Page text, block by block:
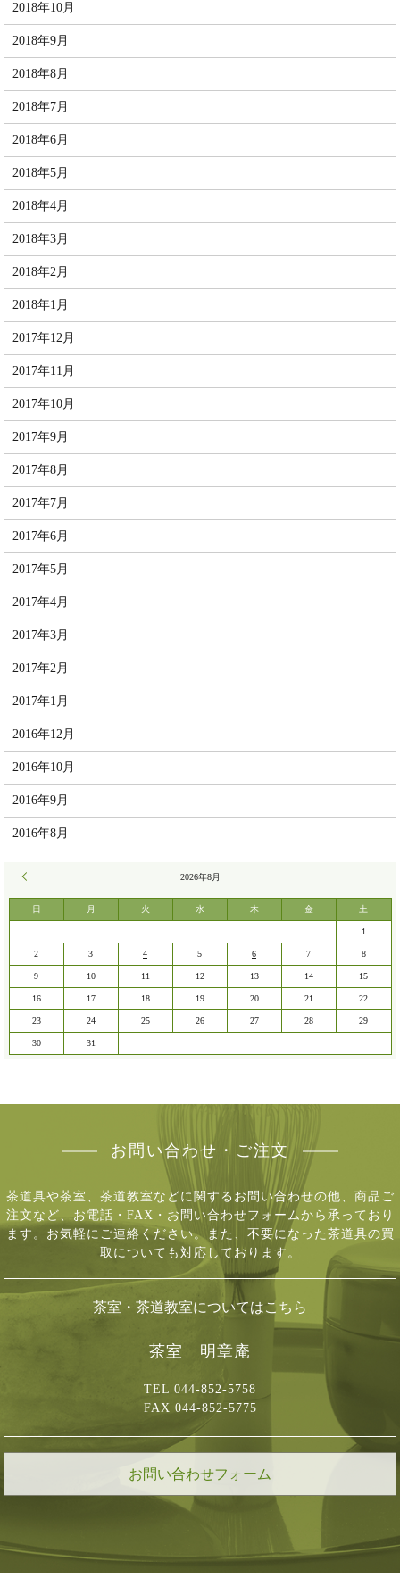
2018年10月
2018年9月
2018年8月
2018年7月
2018年6月
2018年5月
2018年4月
2018年3月
2018年2月
2018年1月
2017年12月
2017年11月
2017年10月
2017年9月
2017年8月
2017年7月
2017年6月
2017年5月
2017年4月
2017年3月
2017年2月
2017年1月
2016年12月
2016年10月
2016年9月
2016年8月
2026年8月
日 月 火 水 木 金 土
1
2 3 4 5 6 7 8
9 10 11 12 13 14 15
16 17 18 19 20 21 22
23 24 25 26 27 28 29
30 31
お問い合わせ・ご注文
茶道具や茶室、茶道教室などに関するお問い合わせの他、商品ご
注文など、 お電話・FAX・お問い合わせフォームから承っており
ます。お気軽にご連絡ください。 また、不要になった茶道具の買
取についても対応しております。
茶室・茶道教室についてはこちら
茶室 明章庵
TEL 044-852-5758
FAX 044-852-5775
お問い合わせフォーム